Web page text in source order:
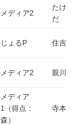
メディア2
たけ
だ
じょるP 住吉
メディア2 親川
メディア
1（得点：
森）
寺本